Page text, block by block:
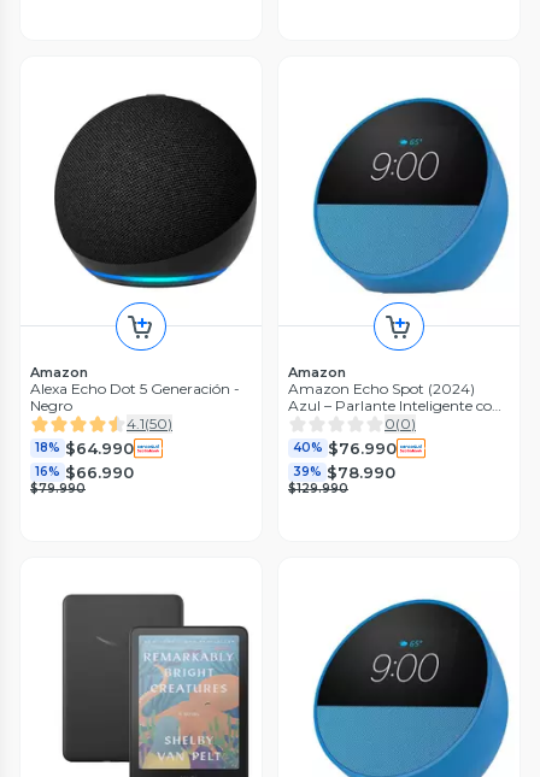
Amazon
Alexa Echo Dot 5 Generación -
Negro
4.1(50)
18% $64.990
16% $66.990
$79.990
Amazon
Amazon Echo Spot (2024)
Azul – Parlante Inteligente con
Alexa
0(0)
40% $76.990
39% $78.990
$129.990